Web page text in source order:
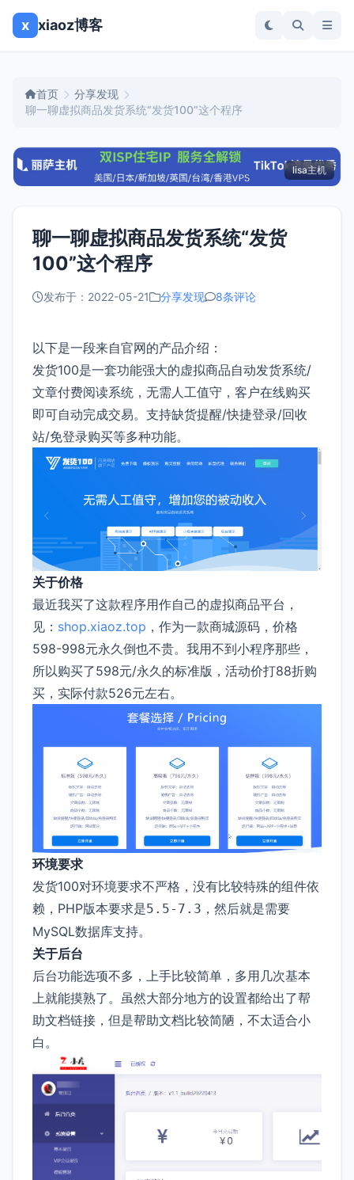
x xiaoz博客
首页
分享发现
聊一聊虚拟商品发货系统“发货100”这个程序
lisa主机
聊一聊虚拟商品发货系统“发货
100”这个程序
发布于：2022-05-21 分享发现 8条评论
以下是一段来自官网的产品介绍：
发货100是一套功能强大的虚拟商品自动发货系统/
文章付费阅读系统，无需人工值守，客户在线购买
即可自动完成交易。支持缺货提醒/快捷登录/回收
站/免登录购买等多种功能。
关于价格
最近我买了这款程序用作自己的虚拟商品平台，
见： shop.xiaoz.top ，作为一款商城源码，价格
598-998元永久倒也不贵。我用不到小程序那些，
所以购买了598元/永久的标准版，活动价打88折购
买，实际付款526元左右。
环境要求
发货100对环境要求不严格，没有比较特殊的组件依
赖，PHP版本要求是5.5-7.3 ，然后就是需要
MySQL数据库支持。
关于后台
后台功能选项不多，上手比较简单，多用几次基本
上就能摸熟了。虽然大部分地方的设置都给出了帮
助文档链接，但是帮助文档比较简陋，不太适合小
白。